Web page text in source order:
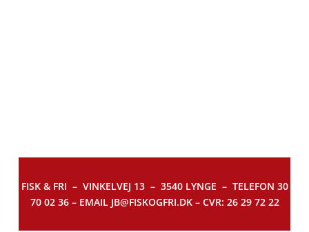
FISK & FRI – VINKELVEJ 13 – 3540 LYNGE – TELEFON 30
70 02 36 – EMAIL JB@FISKOGFRI.DK – CVR: 26 29 72 22